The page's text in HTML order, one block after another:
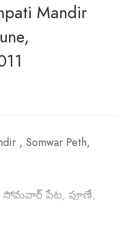
Mandir
, Somwar Peth,
, సోమవార్ పేట, పూణే,